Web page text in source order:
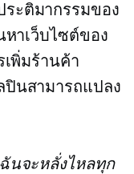
ะติมากรรมของ
าเว็บไซต์ของ
เพิ่มร้านค้า
ปินสามารถแปลง
นจะหลั่งไหลทุก